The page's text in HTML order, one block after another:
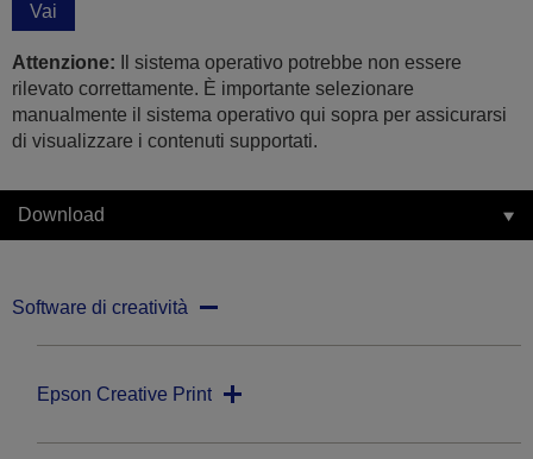
Vai
Attenzione: Il sistema operativo potrebbe non essere
rilevato correttamente. È importante selezionare
manualmente il sistema operativo qui sopra per assicurarsi
di visualizzare i contenuti supportati.
Download
Software di creatività
Epson Creative Print